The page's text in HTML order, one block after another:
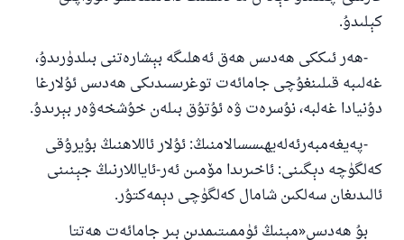
كېلىدۇ.
-ھەر ئىككى ھەدىس ھەق ئەھلىگە بېشارەتنى بىلدۈرىدۇ،
غەلىبە قىلىنغۇچى جامائەت توغرىسىدىكى ھەدىس ئۇلارغا
دۇنيادا غەلبە، نۇسرەت ۋە ئۇتۇق بىلەن خۇشخەۋەر بېرىدۇ.
-پەيغەمبەرئەلەيھىسسالامنىڭ: ئۇلار ئاللاھنىڭ بۇيرۇقى
كەلگۈچە دېگىنى: ئاخىرىدا مۆمىن ئەر-ئاياللارنىڭ جېنىنى
ئالىدىغان سەلكىن شامال كەلگۈچى دېمەكتۇر.
بۇ ھەدىس«مېنىڭ ئۈممىتىمدىن بىر جامائەت ھەتتا